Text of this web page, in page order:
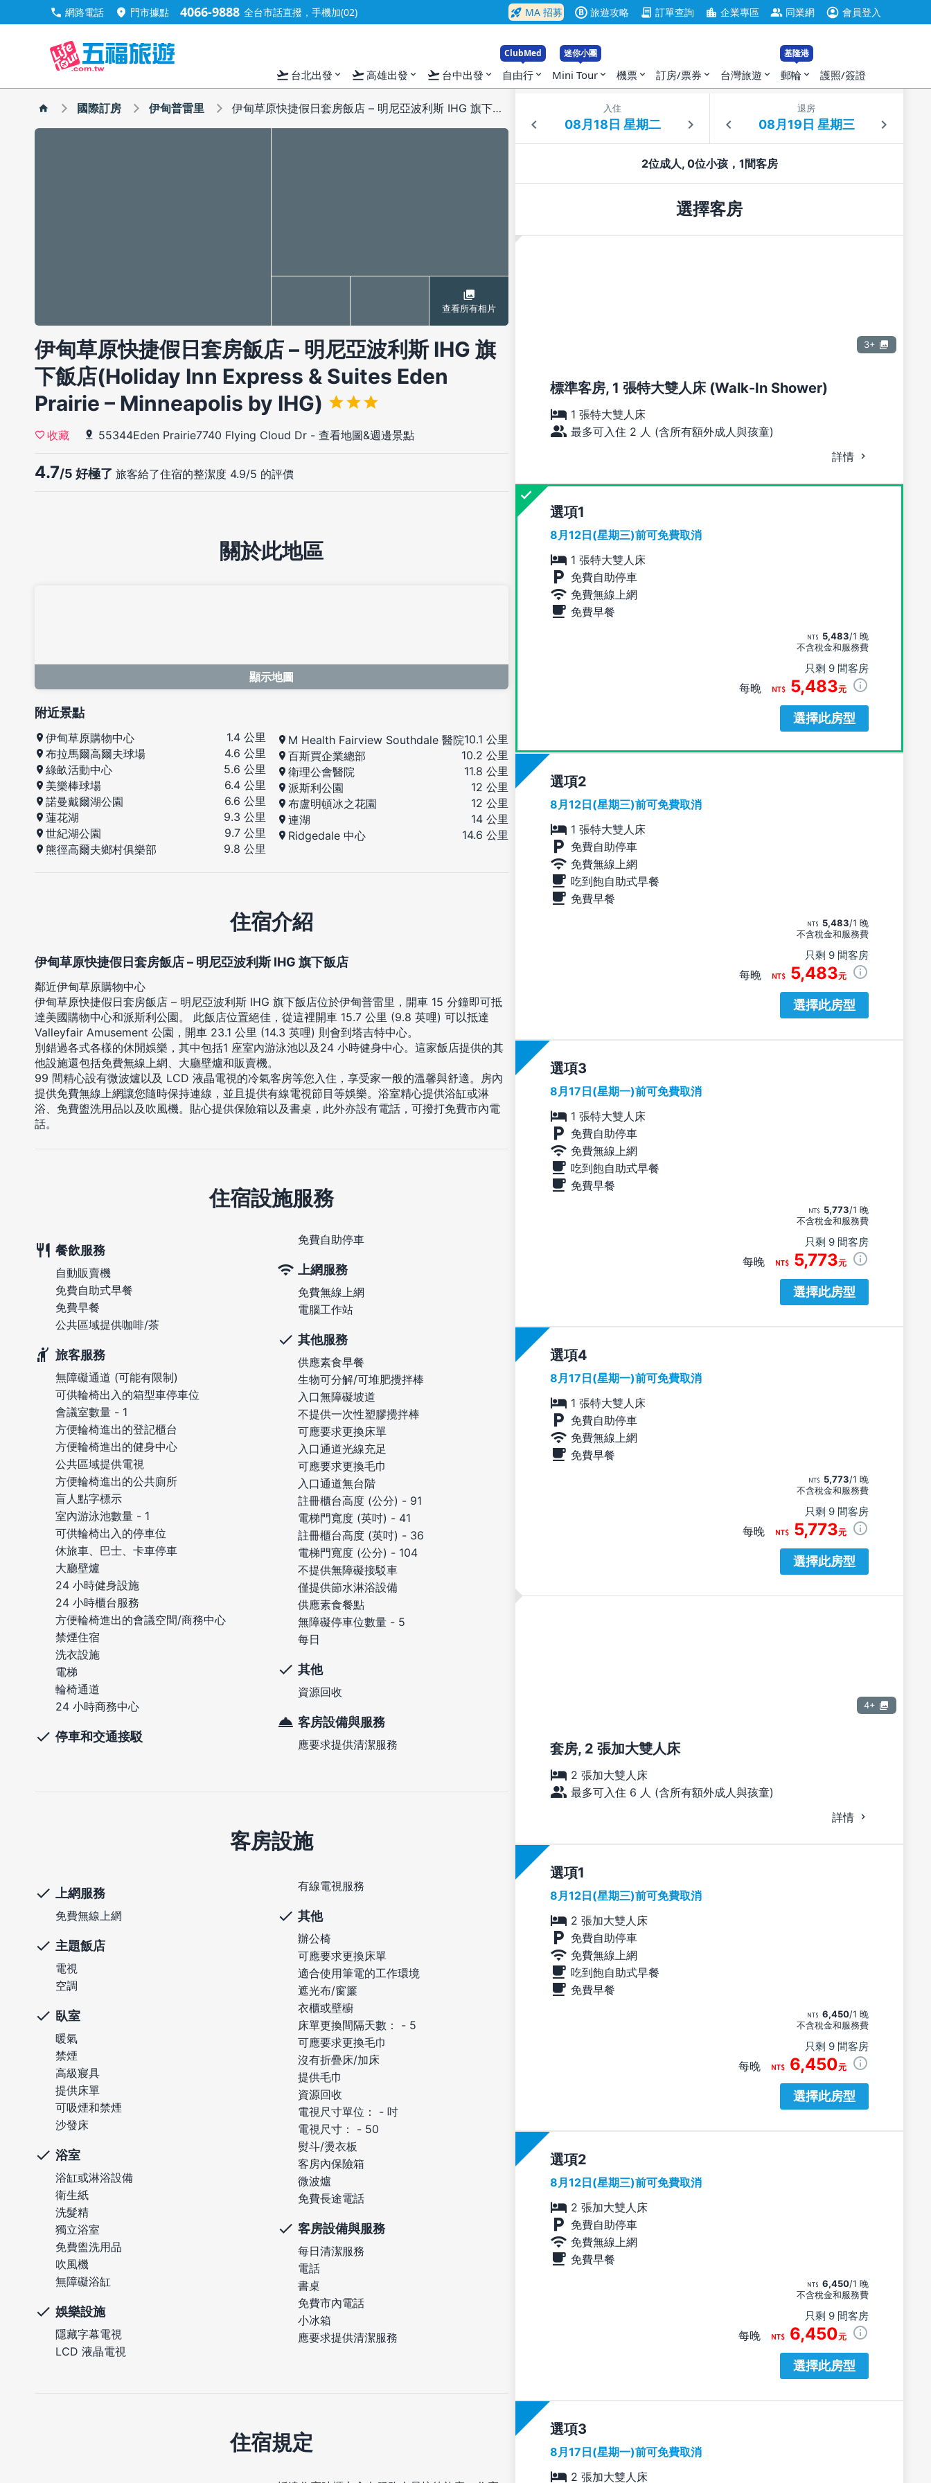
call 網路電話 location_on 門市據點 4066-9888 全台市話直撥，手機加(02) rocket_launch MA 招募 B 旅遊攻略 contract 訂單查詢 location_city 企業專區 group 同業網 account_circle 會員登入
flight_takeoff 台北出發 expand_more flight_takeoff高雄出發 expand_more flight_takeoff 台中出發 expand_more
ClubMed
自由行 expand_more
迷你小團
Mini Tour expand_more 機票 expand_more 訂房/票券 expand_more 台灣旅遊 expand_more
基隆港
郵輪 expand_more 護照/簽證
國際訂房 伊甸普雷里 伊甸草原快捷假日套房飯店 – 明尼亞波利斯 IHG 旗下飯店
查看所有相片
伊甸草原快捷假日套房飯店 – 明尼亞波利斯 IHG 旗
下飯店(Holiday Inn Express & Suites Eden
Prairie – Minneapolis by IHG)
收藏 55344Eden Prairie7740 Flying Cloud Dr - 查看地圖&週邊景點
4.7/5 好極了 旅客給了住宿的整潔度 4.9/5 的評價
入住 退房
2位成人, 0位小孩，1間客房
選擇客房
3+
標準客房, 1 張特大雙人床 (Walk-In Shower)
1 張特大雙人床
最多可入住 2 人 (含所有額外成人與孩童)
詳情
選項
8月12日(星期三)前可免費取消
1 張特大雙人床
免費自助停車
免費無線上網
免費早餐
5,483/1 晚
不含稅金和服務費
只剩 9 間客房
每晚 5,483元
選擇此房型
選項
8月12日(星期三)前可免費取消
1 張特大雙人床
免費自助停車
免費無線上網
吃到飽自助式早餐
免費早餐
5,483/1 晚
不含稅金和服務費
只剩 9 間客房
每晚 5,483元
選擇此房型
選項
8月17日(星期一)前可免費取消
1 張特大雙人床
免費自助停車
免費無線上網
吃到飽自助式早餐
免費早餐
5,773/1 晚
不含稅金和服務費
只剩 9 間客房
每晚 5,773元
選擇此房型
選項
8月17日(星期一)前可免費取消
1 張特大雙人床
免費自助停車
免費無線上網
免費早餐
5,773/1 晚
不含稅金和服務費
只剩 9 間客房
每晚 5,773元
選擇此房型
4+
套房, 2 張加大雙人床
2 張加大雙人床
最多可入住 6 人 (含所有額外成人與孩童)
詳情
選項
8月12日(星期三)前可免費取消
2 張加大雙人床
免費自助停車
免費無線上網
吃到飽自助式早餐
免費早餐
6,450/1 晚
不含稅金和服務費
只剩 9 間客房
每晚 6,450元
選擇此房型
選項
8月12日(星期三)前可免費取消
2 張加大雙人床
免費自助停車
免費無線上網
免費早餐
6,450/1 晚
不含稅金和服務費
只剩 9 間客房
每晚 6,450元
選擇此房型
選項
8月17日(星期一)前可免費取消
2 張加大雙人床
關於此地區
顯示地圖
附近景點
伊甸草原購物中心
1.4 公里
布拉馬爾高爾夫球場
4.6 公里
綠畝活動中心
5.6 公里
美樂棒球場
6.4 公里
諾曼戴爾湖公園
6.6 公里
蓮花湖
9.3 公里
世紀湖公園
9.7 公里
熊徑高爾夫鄉村俱樂部
9.8 公里
M Health Fairview Southdale 醫院10.1 公里
百斯買企業總部
10.2 公里
衛理公會醫院
11.8 公里
派斯利公園
12 公里
布盧明頓冰之花園
12 公里
連湖
14 公里
Ridgedale 中心
14.6 公里
住宿介紹
伊甸草原快捷假日套房飯店 – 明尼亞波利斯 IHG 旗下飯店
鄰近伊甸草原購物中心
伊甸草原快捷假日套房飯店 – 明尼亞波利斯 IHG 旗下飯店位於伊甸普雷里，開車 15 分鐘即可抵
達美國購物中心和派斯利公園。 此飯店位置絕佳，從這裡開車 15.7 公里 (9.8 英哩) 可以抵達
Valleyfair Amusement 公園，開車 23.1 公里 (14.3 英哩) 則會到塔吉特中心。
別錯過各式各樣的休閒娛樂，其中包括1 座室內游泳池以及24 小時健身中心。這家飯店提供的其
他設施還包括免費無線上網、大廳壁爐和販賣機。
99 間精心設有微波爐以及 LCD 液晶電視的冷氣客房等您入住，享受家一般的溫馨與舒適。房內
提供免費無線上網讓您隨時保持連線，並且提供有線電視節目等娛樂。浴室精心提供浴缸或淋
浴、免費盥洗用品以及吹風機。貼心提供保險箱以及書桌，此外亦設有電話，可撥打免費市內電
話。
住宿設施服務
餐飲服務
自動販賣機
免費自助式早餐
免費早餐
公共區域提供咖啡/茶
旅客服務
無障礙通道 (可能有限制)
可供輪椅出入的箱型車停車位
會議室數量 - 1
方便輪椅進出的登記櫃台
方便輪椅進出的健身中心
公共區域提供電視
方便輪椅進出的公共廁所
盲人點字標示
室內游泳池數量 - 1
可供輪椅出入的停車位
休旅車、巴士、卡車停車
大廳壁爐
24 小時健身設施
24 小時櫃台服務
方便輪椅進出的會議空間/商務中心
禁煙住宿
洗衣設施
電梯
輪椅通道
24 小時商務中心
停車和交通接駁
免費自助停車
上網服務
免費無線上網
電腦工作站
其他服務
供應素食早餐
生物可分解/可堆肥攪拌棒
入口無障礙坡道
不提供一次性塑膠攪拌棒
可應要求更換床單
入口通道光線充足
可應要求更換毛巾
入口通道無台階
註冊櫃台高度 (公分) - 91
電梯門寬度 (英吋) - 41
註冊櫃台高度 (英吋) - 36
電梯門寬度 (公分) - 104
不提供無障礙接駁車
僅提供節水淋浴設備
供應素食餐點
無障礙停車位數量 - 5
每日
其他
資源回收
客房設備與服務
應要求提供清潔服務
客房設施
上網服務
免費無線上網
主題飯店
電視
空調
臥室
暖氣
禁煙
高級寢具
提供床單
可吸煙和禁煙
沙發床
浴室
浴缸或淋浴設備
衛生紙
洗髮精
獨立浴室
免費盥洗用品
吹風機
無障礙浴缸
娛樂設施
隱藏字幕電視
LCD 液晶電視
有線電視服務
其他
辦公椅
可應要求更換床單
適合使用筆電的工作環境
遮光布/窗簾
衣櫃或壁櫥
床單更換間隔天數： - 5
可應要求更換毛巾
沒有折疊床/加床
提供毛巾
資源回收
電視尺寸單位： - 吋
電視尺寸： - 50
熨斗/燙衣板
客房內保險箱
微波爐
免費長途電話
客房設備與服務
每日清潔服務
電話
書桌
免費市內電話
小冰箱
應要求提供清潔服務
住宿規定